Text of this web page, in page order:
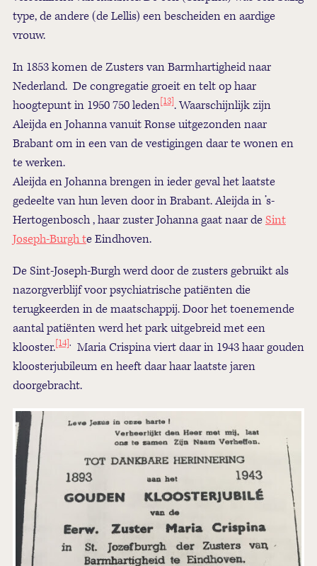
type, de andere (de Lellis) een bescheiden en aardige
vrouw.
In 1853 komen de Zusters van Barmhartigheid naar
Nederland. De congregatie groeit en telt op haar
hoogtepunt in 1950 750 leden[13]. Waarschijnlijk zijn
Aleijda en Johanna vanuit Ronse uitgezonden naar
Brabant om in een van de vestigingen daar te wonen en
te werken.
Aleijda en Johanna brengen in ieder geval het laatste
gedeelte van hun leven door in Brabant. Aleijda in ’s-
Hertogenbosch , haar zuster Johanna gaat naar deSint
Joseph-Burgh te Eindhoven.
De Sint-Joseph-Burgh werd door de zusters gebruikt als
nazorgverblijf voor psychiatrische patiënten die
terugkeerden in de maatschappij. Door het toenemende
aantal patiënten werd het park uitgebreid met een
klooster.[14]. Maria Crispina viert daar in 1943 haar gouden
kloosterjubileum en heeft daar haar laatste jaren
doorgebracht.